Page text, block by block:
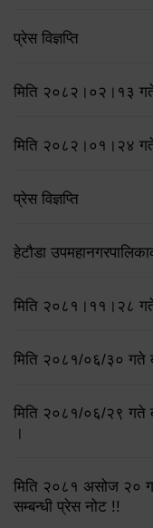
प्रेस विज्ञप्ति
मिति २०८२।०२।१३ गते
मिति २०८२।०१।२४ गते
प्रेस विज्ञप्ति
हेटौडा
मिति २०८१।११।२८ गते
मिति २०८१/०६/३० गते
मिति २०८१/०६/२९ गते
।
मिति २०८१ असोज २०
सम्बन्धी प्रेस नोट !!